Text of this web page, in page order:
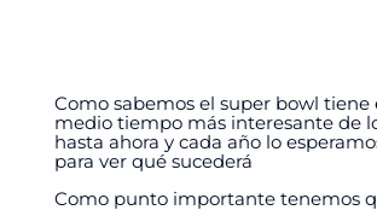
Como sabemos el super bowl tiene
medio tiempo más interesante de
hasta ahora y cada año lo
para ver qué sucederá
Como punto importante tenemos